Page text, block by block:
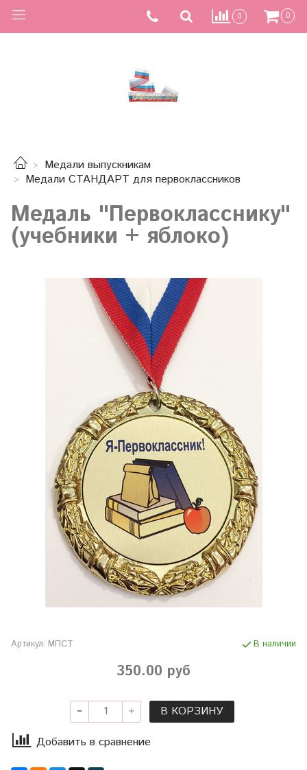
0 0
Медали выпускникам
Медали СТАНДАРТ для первоклассников
Медаль "Первокласснику"
(учебники + яблоко)
Артикул: МПСТ В наличии
350.00 руб
В КОРЗИНУ
Добавить в сравнение